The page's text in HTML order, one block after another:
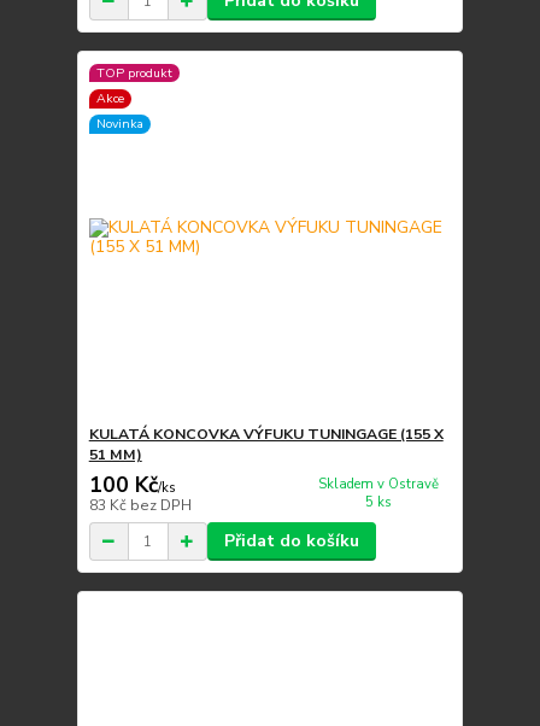
TOP produkt
Akce
Novinka
KULATÁ KONCOVKA VÝFUKU TUNINGAGE (155 X
51 MM)
100 Kč/ks
83 Kč bez DPH
Skladem v Ostravě
5 ks
Přidat do košíku